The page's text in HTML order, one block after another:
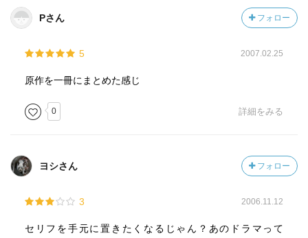
Pさん フォロー
5 2007.02.25
原作を一冊にまとめた感じ
0 詳細をみる
ヨシさん フォロー
3 2006.11.12
セリフを手元に置きたくなるじゃん？あのドラマって